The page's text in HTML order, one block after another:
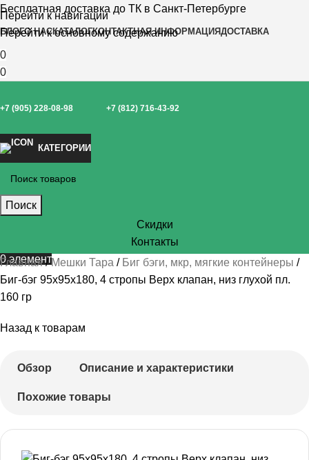
Перейти к навигации
Перейти к основному содержанию
Бесплатная доставка до ТК в Санкт-Петербурге
БЛОГО НАСКАТАЛОГКОНТАКТНАЯ ИНФОРМАЦИЯДОСТАВКА
0
0
+7 (905) 228-08-98 +7 (812) 716-43-92
КАТЕГОРИИ
Поиск
Скидки
Контакты
0элемент
Главная Мешки Тара
Биг бэги, мкр, мягкие контейнеры
Биг-бэг 95х95х180, 4 стропы Верх клапан, низ глухой пл.
160 гр
Назад к товарам
Обзор Описание и характеристики
Похожие товары